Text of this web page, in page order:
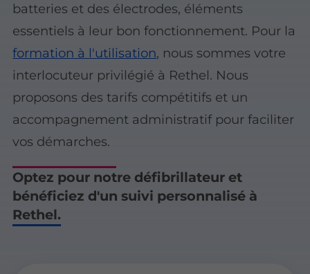
batteries et des électrodes, éléments
essentiels à leur bon fonctionnement. Pour la
formation à l'utilisation, nous sommes votre
interlocuteur privilégié à Rethel. Nous
proposons destarifs compétitifs et un
accompagnement administratif pour faciliter
vos démarches.
Optez pour notre défibrillateur et
bénéficiez d'un suivi personnalisé à
Rethel.